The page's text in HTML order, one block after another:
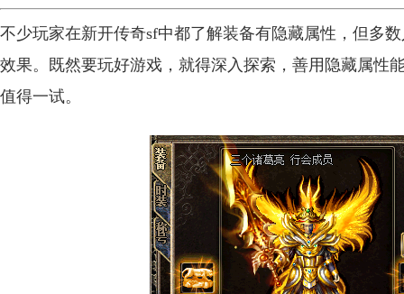
不少玩家在新开传奇sf中都了解装备有隐藏属性，但多
效果。既然要玩好游戏，就得深入探索，善用隐藏属性
值得一试。